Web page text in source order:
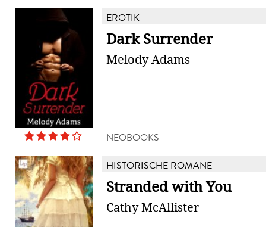
EROTIK
Dark Surrender
Melody Adams
NEOBOOKS
HISTORISCHE ROMANE
Stranded with You
Cathy McAllister